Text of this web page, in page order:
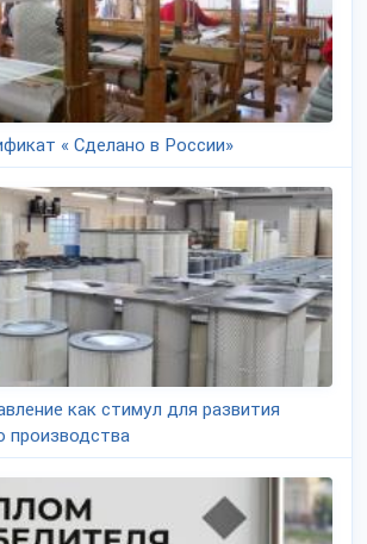
« Сделано в России»
как стимул для развития
производства